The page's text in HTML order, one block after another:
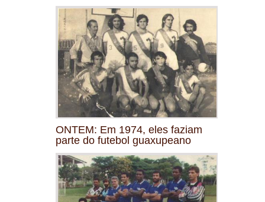
ONTEM: Em 1974, eles faziam
parte do futebol guaxupeano